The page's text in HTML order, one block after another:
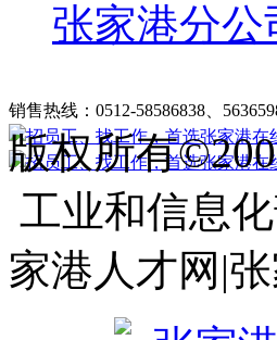
张家港分公
销售热线：0512-58586838、
版权所有
工业和信息
家港人才网|